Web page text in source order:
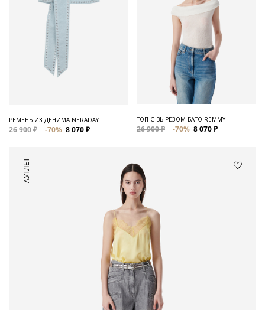
РЕМЕНЬ ИЗ ДЕНИМА NERADAY
26 900 ₽ -70% 8 070 ₽
ТОП С ВЫРЕЗОМ БАТО REMMY
26 900 ₽ -70% 8 070 ₽
АУТЛЕТ